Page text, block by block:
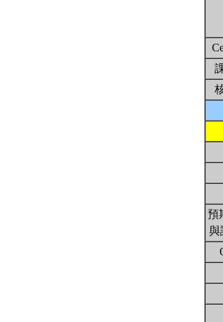
預
與